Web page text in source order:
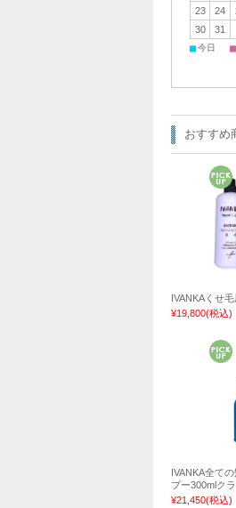
23
24
30
31
■今日 ■
おすすめ
IVANKAくせ
¥19,800(税込)
IVANKA全て
プー300mlク
¥21,450(税込)